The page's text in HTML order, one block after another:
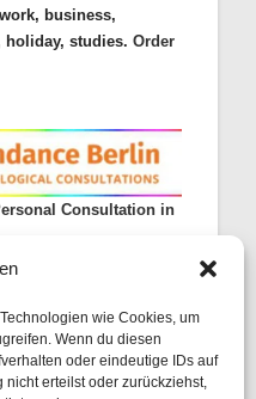
wie Cookies, um
Wenn du diesen
oder eindeutige IDs auf
erteilst oder zurückziehst,
business,
holiday, studies. Order
Consultation in